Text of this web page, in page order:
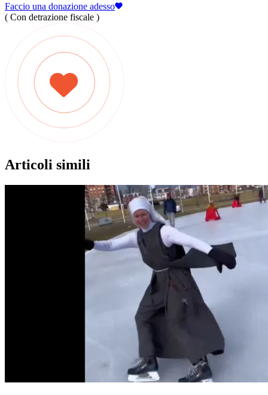
Faccio una donazione adesso
( Con detrazione fiscale )
Articoli simili